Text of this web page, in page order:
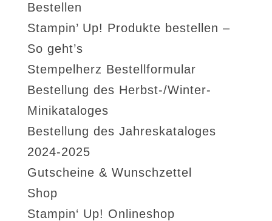
Bestellen
Stampin’ Up! Produkte bestellen –
So geht’s
Stempelherz Bestellformular
Bestellung des Herbst-/Winter-
Minikataloges
Bestellung des Jahreskataloges
2024-2025
Gutscheine & Wunschzettel
Shop
Stampin‘ Up! Onlineshop